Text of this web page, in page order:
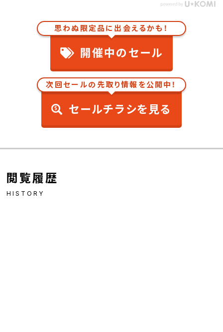
思わぬ限定品に出会えるかも！
開催中のセール
次回セールの先取り情報を公開中！
セールチラシを見る
閲覧履歴
HISTORY